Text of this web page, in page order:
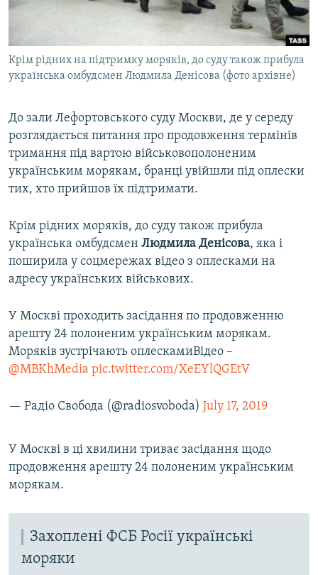
УКРАЇНСЬКА ПРОБЛЕМА КРИМУ
Qırımtatar
Усі сайти RFE/RL
Крім рідних на підтримку моряків, до суду також прибула
українська омбудсмен Людмила Денісова (фото архівне)
До зали Лефортовського суду Москви, де у середу
розглядається питання про продовження термінів
тримання під вартою військовополоненим
українським морякам, бранці увійшли під оплески
тих, хто прийшов їх підтримати.
Крім рідних моряків, до суду також прибула
українська омбудсмен Людмила Денісова, яка і
поширила у соцмережах відео з оплесками на
адресу українських військових.
У Москві проходить засідання по продовженню
арешту 24 полоненим українським морякам.
Моряків зустрічають оплескамиВідео –
@MBKhMedia pic.twitter.com/XeEYlQGEtV
— Радіо Свобода (@radiosvoboda) July 17, 2019
У Москві в ці хвилини триває засідання щодо
продовження арешту 24 полоненим українським
морякам.
Захоплені ФСБ Росії українські
моряки